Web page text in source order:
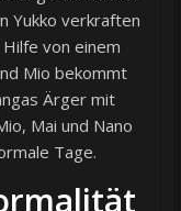
Yukko verkraften
von einem
Mio bekommt
Ärger mit
Mai und Nano
Tage.